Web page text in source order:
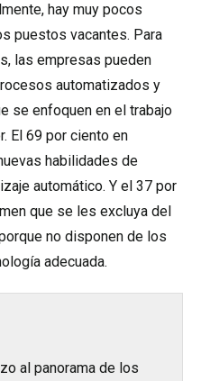
hay muy pocos
puestos vacantes. Para
las empresas pueden
automatizados y
se enfoquen en el trabajo
El 69 por ciento en
habilidades de
automático. Y el 37 por
que se les excluya del
no disponen de los
adecuada.
al panorama de los